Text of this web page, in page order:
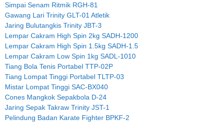
Simpai Senam Ritmik RGH-81
Gawang Lari Trinity GLT-01 Atletik
Jaring Bulutangkis Trinity JBT-3
Lempar Cakram High Spin 2kg SADH-1200
Lempar Cakram High Spin 1.5kg SADH-1.5
Lempar Cakram Low Spin 1kg SADL-1010
Tiang Bola Tenis Portabel TTP-02P
Tiang Lompat Tinggi Portabel TLTP-03
Mistar Lompat Tinggi SAC-BX040
Cones Mangkok Sepakbola D-24
Jaring Sepak Takraw Trinity JST-1
Pelindung Badan Karate Fighter BPKF-2